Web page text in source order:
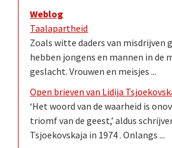
Weblog
Taalapartheid
Zoals witte daders van misdrijven
hebben jongens en mannen in de
geslacht. Vrouwen en meisjes ...
Open brieven van Lidija
‘Het woord van de waarheid is
triomf van de geest,’ aldus
Tsjoekovskaja in 1974 . Onlangs ...